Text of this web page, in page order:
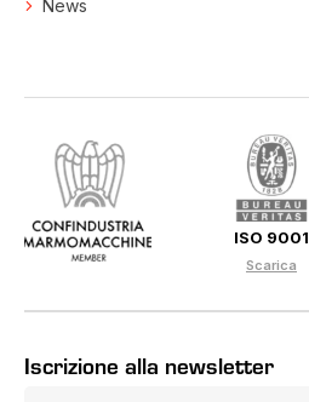
News
ISO 9001
Scarica
Iscrizione alla newsletter